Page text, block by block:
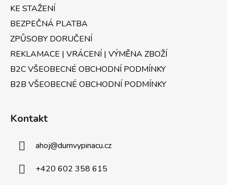
u
KE STAŽENÍ
BEZPEČNÁ PLATBA
ZPŮSOBY DORUČENÍ
REKLAMACE | VRÁCENÍ | VÝMĚNA ZBOŽÍ
B2C VŠEOBECNÉ OBCHODNÍ PODMÍNKY
B2B VŠEOBECNÉ OBCHODNÍ PODMÍNKY
Kontakt
ahoj@dumvypinacu.cz
+420 602 358 615